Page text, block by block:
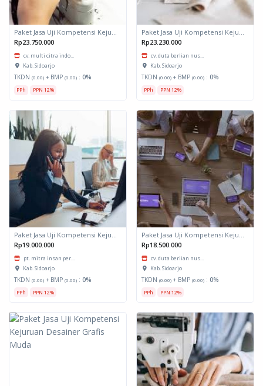
Paket Jasa Uji Kompetensi Kejuruan Menjahit Pakaian Wanita Dewasa
Rp23.750.000
cv. multi citra indo...
Kab. Sidoarjo
TKDN (0.00) + BMP (0.00) : 0%
PPh PPN 12%
Paket Jasa Uji Kompetensi Kejuruan Menjahit Pakaian Wanita Dewasa
Rp23.230.000
cv. duta berlian nus...
Kab. Sidoarjo
TKDN (0.00) + BMP (0.00) : 0%
PPh PPN 12%
Rp19.000.000
pt. mitra insan per...
Kab. Sidoarjo
TKDN (0.00) + BMP (0.00) : 0%
PPh PPN 12%
Rp18.500.000
cv. duta berlian nus...
Kab. Sidoarjo
TKDN (0.00) + BMP (0.00) : 0%
PPh PPN 12%